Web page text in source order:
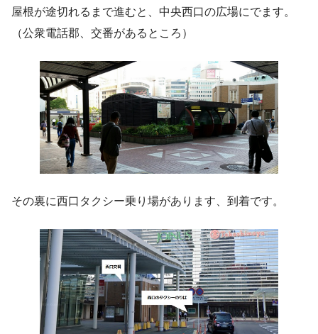
屋根が途切れるまで進むと、中央西口の広場にでます。
（公衆電話郡、交番があるところ）
その裏に西口タクシー乗り場があります、到着です。